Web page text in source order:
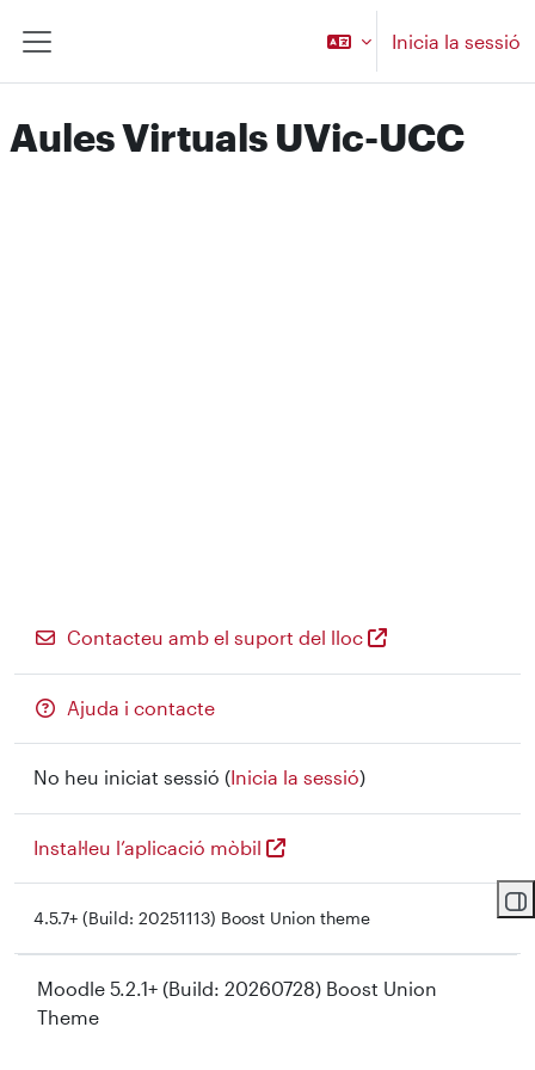
Inicia la sessió
Aules Virtuals UVic-UCC
Contacteu amb el suport del lloc
Ajuda i contacte
No heu iniciat sessió (Inicia la sessió)
Instal·leu l’aplicació mòbil
4.5.7+ (Build: 20251113) Boost Union theme
Moodle 5.2.1+ (Build: 20260728) Boost Union
Theme